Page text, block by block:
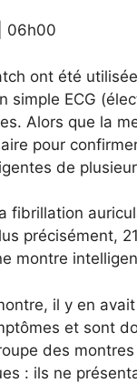
06h00
ont été
simple ECG
Alors que la
pour
de
fibrillation
précisément,
montre
il y en
et sont
des
: ils ne